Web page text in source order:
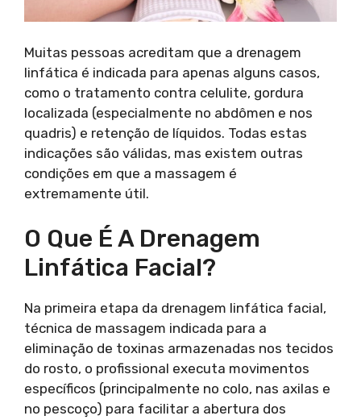
Muitas pessoas acreditam que a drenagem
linfática é indicada para apenas alguns casos,
como o tratamento contra celulite, gordura
localizada (especialmente no abdômen e nos
quadris) e retenção de líquidos. Todas estas
indicações são válidas, mas existem outras
condições em que a massagem é
extremamente útil.
O Que É A Drenagem
Linfática Facial?
Na primeira etapa da drenagem linfática facial,
técnica de massagem indicada para a
eliminação de toxinas armazenadas nos tecidos
do rosto, o profissional executa movimentos
específicos (principalmente no colo, nas axilas e
no pescoço) para facilitar a abertura dos